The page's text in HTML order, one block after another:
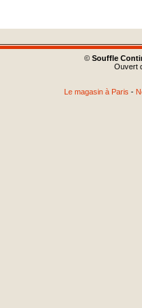
© Souffle
Ouvert
Le magasin à Paris -